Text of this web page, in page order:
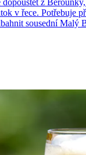
dopouštět z
v řece. Potřebuje
sousední Malý